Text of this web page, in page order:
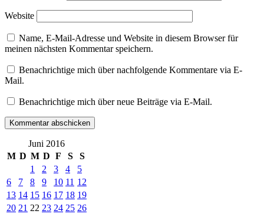
intuitive
Malerei
Malen
Kreise
Lebenskreis
Mandala
Mandalas
Manuela
Pastosen
Pigmente
Sand
Schellack
Schweden
Strukturen
Website
Name, E-Mail-Adresse und Website in diesem Browser für
meinen nächsten Kommentar speichern.
Benachrichtige mich über nachfolgende Kommentare via E-
Mail.
Benachrichtige mich über neue Beiträge via E-Mail.
Juni 2016
M D M D F S
S
1
2 3 4
5
6
7 8 9 10 11 12
13 14 15 16 17 18 19
20 21 22 23 24 25 26